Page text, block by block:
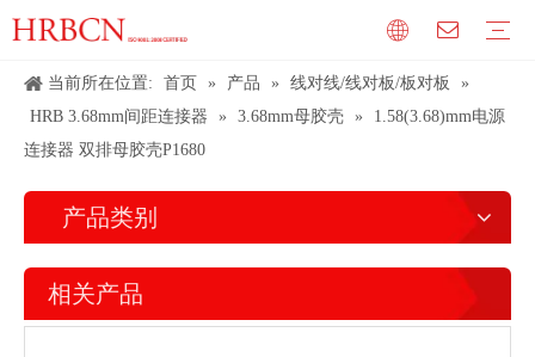
当前所在位置: 首页 » 产品 » 线对线/线对板/板对板
»
HRB 3.68mm间距连接器
» 3.68mm母胶壳 »
1.58(3.68)mm电源
连接器 双排母胶壳P1680
产品类别
相关产品